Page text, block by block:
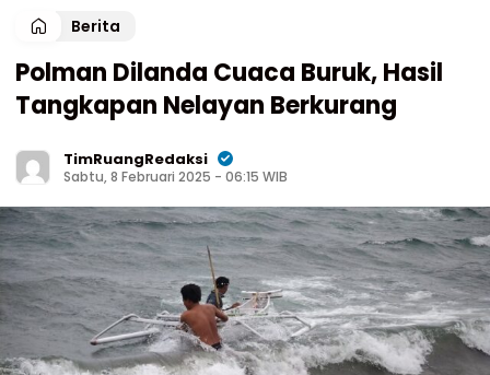
Berita
Polman Dilanda Cuaca Buruk, Hasil
Tangkapan Nelayan Berkurang
TimRuangRedaksi
Sabtu, 8 Februari 2025 - 06:15 WIB